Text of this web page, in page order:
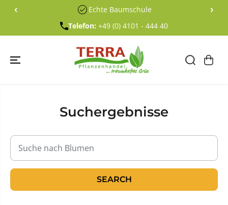
EN SIE ZU
‹ Echte Baumschule ›
Telefon: +49 (0) 4101 - 444 40
Suchergebnisse
SEARCH